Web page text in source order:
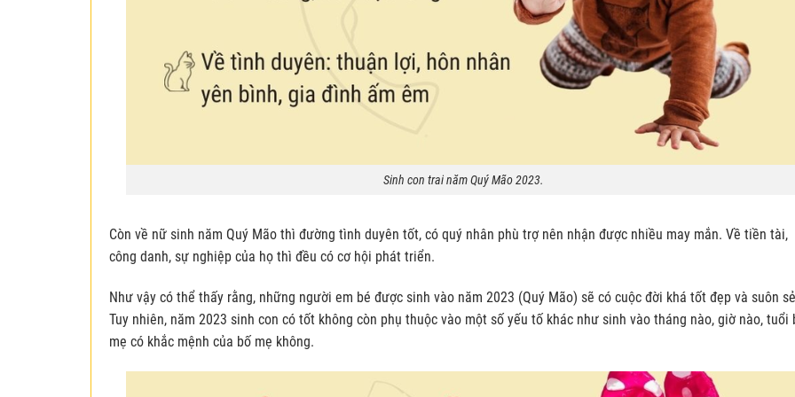
Sinh con trai năm Quý Mão 2023.
Còn về nữ sinh năm Quý Mão thì đường tình duyên tốt, có quý nhân phù trợ nên nhận được nhiều may mắn. Về tiền tài,
công danh, sự nghiệp của họ thì đều có cơ hội phát triển.
Như vậy có thể thấy rằng, những người em bé được sinh vào năm 2023 (Quý Mão) sẽ có cuộc đời khá tốt đẹp và suôn
Tuy nhiên, năm 2023 sinh con có tốt không còn phụ thuộc vào một số yếu tố khác như sinh vào tháng nào, giờ nào, tuổi
mẹ có khắc mệnh của bố mẹ không.